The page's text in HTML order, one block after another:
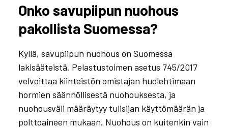
Onko savupiipun nuohous
pakollista Suomessa?
Kyllä, savupiipun nuohous on Suomessa
lakisääteistä. Pelastustoimen asetus 745/2017
velvoittaa kiinteistön omistajan huolehtimaan
hormien säännöllisestä nuohouksesta, ja
nuohousväli määräytyy tulisijan käyttömäärän ja
polttoaineen mukaan. Nuohous on kuitenkin vain